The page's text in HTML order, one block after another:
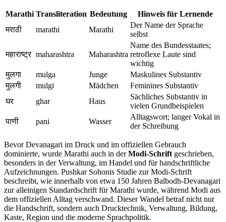
Marathi Transliteration Bedeutung
Hinweis für Lernende
मराठी
marathi Marathi
Der Name der Sprache
selbst
महाराष्ट्र maharashtra Maharashtra
Name des Bundesstaates;
retroflexe Laute sind
wichtig
मुलगा
mulga Junge
Maskulines Substantiv
मुलगी
mulgi Mädchen
Feminines Substantiv
घर
ghar Haus
Sächliches Substantiv in
vielen Grundbeispielen
पाणी
pani Wasser
Alltagswort; langer Vokal in
der Schreibung
Bevor Devanagari im Druck und im offiziellen Gebrauch
dominierte, wurde Marathi auch in derModi-Schrift geschrieben,
besonders in der Verwaltung, im Handel und für handschriftliche
Aufzeichnungen. Pushkar Sohonis Studie zur Modi-Schrift
beschreibt, wie innerhalb von etwa 150 Jahren Balbodh-Devanagari
zur alleinigen Standardschrift für Marathi wurde, während Modi aus
dem offiziellen Alltag verschwand. Dieser Wandel betraf nicht nur
die Handschrift, sondern auch Drucktechnik, Verwaltung, Bildung,
Kaste, Region und die moderne Sprachpolitik.